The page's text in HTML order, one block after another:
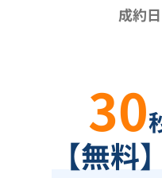
成約日
30
【無